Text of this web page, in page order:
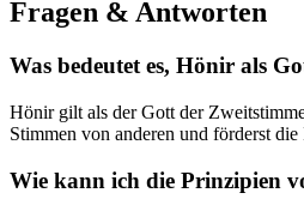
Fragen &⁢ Antworten
Was bedeutet⁣ es, Hönir ​als
Hönir gilt als der Gott der⁣
Stimmen von ⁤anderen und förderst
Wie​ kann ich die⁣ Prinzipien